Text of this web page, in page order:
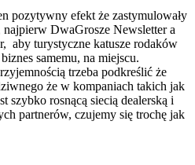
pozytywny efekt że zastymulowały
DwaGrosze Newsletter a
aby turystyczne katusze rodaków
samemu, na miejscu.
trzeba podkreślić że
że w kompaniach takich jak
szybko rosnącą siecią dealerską i
partnerów, czujemy się trochę jak